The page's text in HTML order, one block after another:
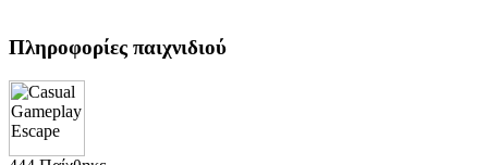
Πληροφορίες παιχνιδιού